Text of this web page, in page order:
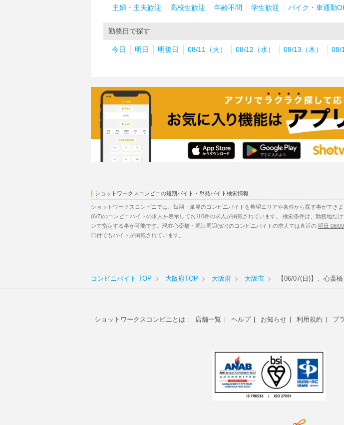
主婦・主夫歓迎
高校生歓迎 年齢不問 学生歓迎 バイク・車通勤
勤務日で探す
今日 明日 明後日 08/11（火） 08/12（水） 08/13（木） 08/
ショットワークスコンビニの短期バイト・単発バイト検索情報
ショットワークスコンビニでは、短期・単発のコンビニバイトを希望エリアや条件から探す事ができ
(6/7)のコンビニバイトの求人を表示しており0件の求人が掲載されています。 検索条件は、勤務地だ
ンで指定する事が可能です。現在心斎橋・堀江周辺(6/7)のコンビニバイトの求人では直近の 明日 08/09
日付でもバイトが掲載されています。
コンビニバイト TOP 大阪府TOP 大阪府 大阪市 【06/07(日)】、心斎
ショットワークスコンビニとは 店舗一覧 ヘルプ お知らせ 利用規約 プ